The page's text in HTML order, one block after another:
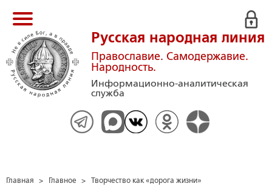
Русская народная линия
Православие. Самодержавие.
Народность.
Информационно-аналитическая
служба
Главная > Главное > Творчество как «дорога жизни»